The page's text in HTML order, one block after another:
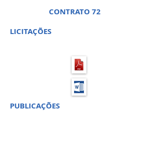
CONTRATO 72
LICITAÇÕES
PUBLICAÇÕES